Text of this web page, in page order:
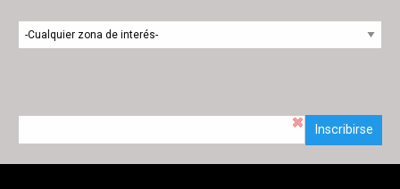
Inscribirse